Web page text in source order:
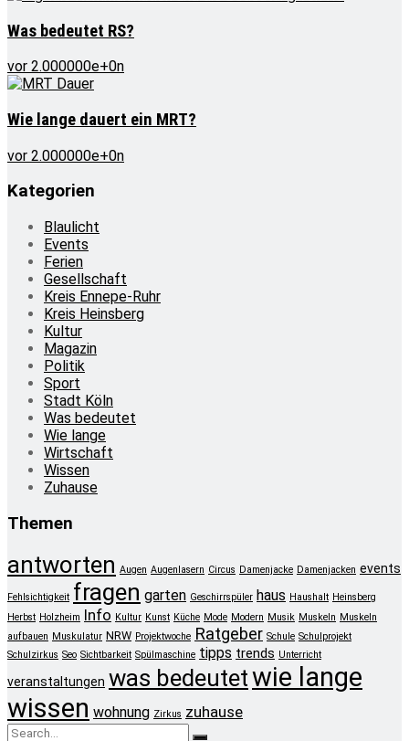
Was bedeutet RS?
vor 2.000000e+0n
Wie lange dauert ein MRT?
vor 2.000000e+0n
Kategorien
Blaulicht
Events
Ferien
Gesellschaft
Kreis Ennepe-Ruhr
Kreis Heinsberg
Kultur
Magazin
Politik
Sport
Stadt Köln
Was bedeutet
Wie lange
Wirtschaft
Wissen
Zuhause
Themen
antworten Augen Augenlasern Circus Damenjacke Damenjacken events
Fehlsichtigkeit fragen garten Geschirrspüler haus Haushalt Heinsberg
Herbst Holzheim Info Kultur Kunst Küche Mode Modern Musik Muskeln Muskeln
aufbauen Muskulatur NRW Projektwoche Ratgeber Schule Schulprojekt
Schulzirkus Seo Sichtbarkeit Spülmaschine tipps trends Unterricht
veranstaltungen was bedeutetwie lange
wissen wohnung Zirkus zuhause